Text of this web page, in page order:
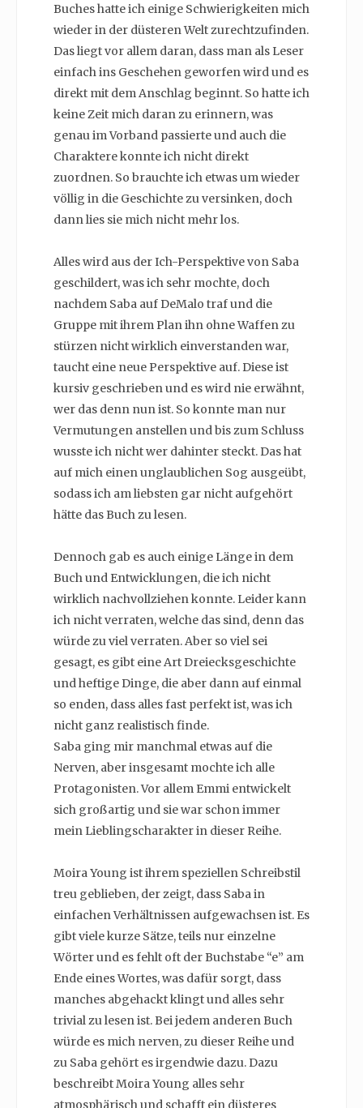
Buches hatte ich einige Schwierigkeiten mich
wieder in der düsteren Welt zurechtzufinden.
Das liegt vor allem daran, dass man als Leser
einfach ins Geschehen geworfen wird und es
direkt mit dem Anschlag beginnt. So hatte ich
keine Zeit mich daran zu erinnern, was
genau im Vorband passierte und auch die
Charaktere konnte ich nicht direkt
zuordnen. So brauchte ich etwas um wieder
völlig in die Geschichte zu versinken, doch
dann lies sie mich nicht mehr los.
Alles wird aus der Ich-Perspektive von Saba
geschildert, was ich sehr mochte, doch
nachdem Saba auf DeMalo traf und die
Gruppe mit ihrem Plan ihn ohne Waffen zu
stürzen nicht wirklich einverstanden war,
taucht eine neue Perspektive auf. Diese ist
kursiv geschrieben und es wird nie erwähnt,
wer das denn nun ist. So konnte man nur
Vermutungen anstellen und bis zum Schluss
wusste ich nicht wer dahinter steckt. Das hat
auf mich einen unglaublichen Sog ausgeübt,
sodass ich am liebsten gar nicht aufgehört
hätte das Buch zu lesen.
Dennoch gab es auch einige Länge in dem
Buch und Entwicklungen, die ich nicht
wirklich nachvollziehen konnte. Leider kann
ich nicht verraten, welche das sind, denn das
würde zu viel verraten. Aber so viel sei
gesagt, es gibt eine Art Dreiecksgeschichte
und heftige Dinge, die aber dann auf einmal
so enden, dass alles fast perfekt ist, was ich
nicht ganz realistisch finde.
Saba ging mir manchmal etwas auf die
Nerven, aber insgesamt mochte ich alle
Protagonisten. Vor allem Emmi entwickelt
sich großartig und sie war schon immer
mein Lieblingscharakter in dieser Reihe.
Moira Young ist ihrem speziellen Schreibstil
treu geblieben, der zeigt, dass Saba in
einfachen Verhältnissen aufgewachsen ist. Es
gibt viele kurze Sätze, teils nur einzelne
Wörter und es fehlt oft der Buchstabe “e” am
Ende eines Wortes, was dafür sorgt, dass
manches abgehackt klingt und alles sehr
trivial zu lesen ist. Bei jedem anderen Buch
würde es mich nerven, zu dieser Reihe und
zu Saba gehört es irgendwie dazu. Dazu
beschreibt Moira Young alles sehr
atmosphärisch und schafft ein düsteres